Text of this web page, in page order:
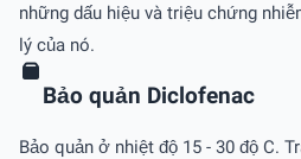
những dấu hiệu và triệu chứng
lý của nó.
Bảo quản Diclofenac
Bảo quản ở nhiệt độ 15 - 30 độ C.